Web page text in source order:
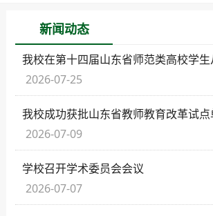
新闻动态
2026-07-25
我校成功获批山东省教师教育改革试点
2026-07-09
学校召开学术委员会会议
2026-07-07